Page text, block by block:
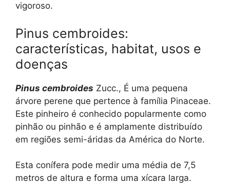
vigoroso.
Pinus cembroides:
características, habitat, usos e
doenças
Pinus cembroides Zucc., É uma pequena
árvore perene que pertence à família Pinaceae.
Este pinheiro é conhecido popularmente como
pinhão ou pinhão e é amplamente distribuído
em regiões semi-áridas da América do Norte.
Esta conífera pode medir uma média de 7,5
metros de altura e forma uma xícara larga.